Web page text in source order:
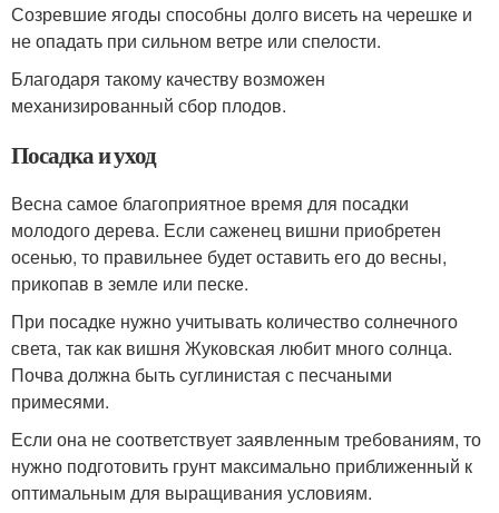
Созревшие ягоды способны долго висеть на черешке и
не опадать при сильном ветре или спелости.
Благодаря такому качеству возможен
механизированный сбор плодов.
Посадка и уход
Весна самое благоприятное время для посадки
молодого дерева. Если саженец вишни приобретен
осенью, то правильнее будет оставить его до весны,
прикопав в земле или песке.
При посадке нужно учитывать количество солнечного
света, так как вишня Жуковская любит много солнца.
Почва должна быть суглинистая с песчаными
примесями.
Если она не соответствует заявленным требованиям, то
нужно подготовить грунт максимально приближенный к
оптимальным для выращивания условиям.